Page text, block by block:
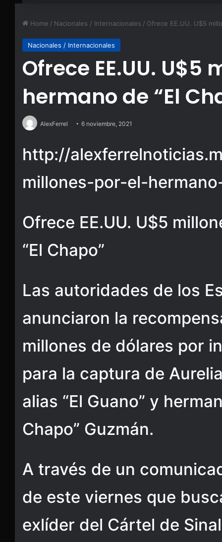
Home / Nacionales / Internacionales / Ofrece EE.UU. U$5
Nacionales / Internacionales
Ofrece EE.UU. U$5
hermano de “El
AlexFerrel 6 noviembre, 2021
http://
millones-por-el-
Ofrece EE.UU. U$5
“El Chapo”
Las autoridades de los
anunciaron la
millones de dólares por
para la captura de
alias “El Guano” y
Chapo” Guzmán.
A través de un
de este viernes que
exlíder del Cártel de